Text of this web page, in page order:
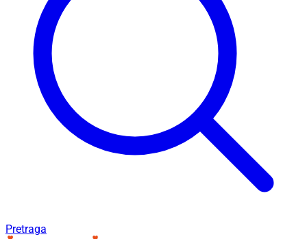
Pretraga